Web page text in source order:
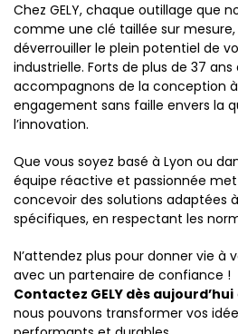
Chez GELY, chaque outillage que
comme une clé taillée sur
déverrouiller le plein potentiel de
industrielle. Forts de plus de 37 ans
accompagnons de la conception
engagement sans faille envers la
l’innovation.
Que vous soyez basé à Lyon ou
équipe réactive et passionnée
concevoir des solutions adaptées
spécifiques, en respectant les
N’attendez plus pour donner vie à
avec un partenaire de confiance !
Contactez GELY dès aujourd’hui
nous pouvons transformer vos